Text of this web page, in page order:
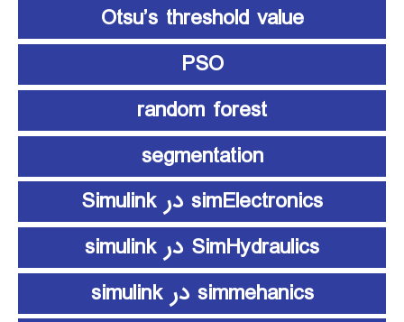
Otsu’s threshold value
PSO
random forest
segmentation
simElectronics در Simulink
SimHydraulics در simulink
simmehanics در simulink